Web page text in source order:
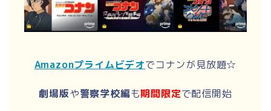
Amazonプライムビデオでコナンが見放題☆
劇場版や警察学校編も期間限定で配信開始